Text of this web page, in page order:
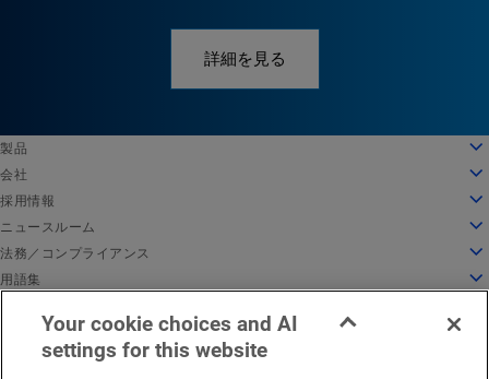
詳細を見る
製品
クラウドコンピューティング
セキュリティ
コンテンツデリバリー
すべての製品とトライアル
グローバルサービス
会社
会社情報
リーダーシップ
受賞歴
取締役会
イノベーションのためのインフラ
インベスタリレーションズ
採用情報
採用情報
Akamai で働く
学生と新卒者
インクルーシブな職場環境
求人情報を検索
カルチャーブログ
ニュースルーム
ニュースルーム
プレスリリース
Akamai 関連ニュース
メディア向けリソース
法務／コンプライアンス
法務
情報セキュリティコンプライアンス
Privacy Trust Center
プライバシー保護方針
用語集
API セキュリティとは
CDN とは
クラウドコンピューティングとは
EMEA における法的通知サービス稼働状況
お問い合わせ
日本語
English
Deutsch
Español
Français
Italiano
Português
中文
日本語Your cookie choices and AI
settings for this website